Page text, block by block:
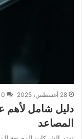
28 أغسطس، 2025 0
دليل شامل لأهم
المصاعد